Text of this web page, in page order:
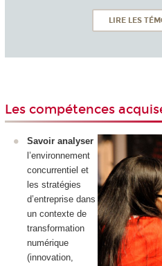
LIRE LES
Les compétences
Savoir analyser
l’environnement
concurrentiel et
les stratégies
d’entreprise dans
un contexte de
transformation
numérique
(innovation,